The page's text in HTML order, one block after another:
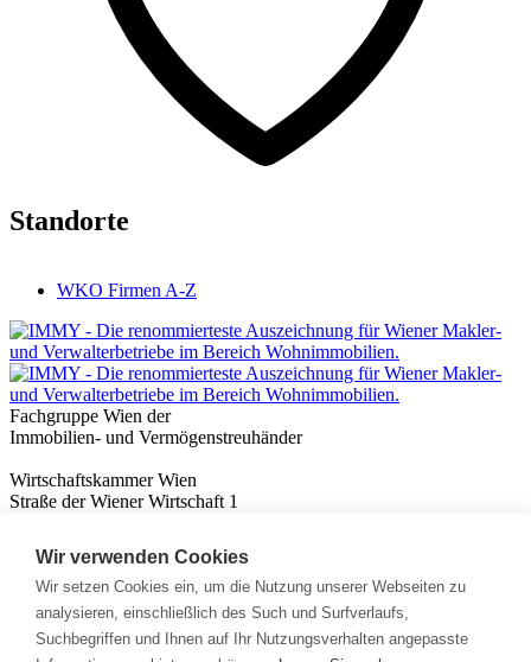
Standorte
WKO Firmen A-Z
Fachgruppe Wien der
Immobilien- und Vermögenstreuhänder
Wirtschaftskammer Wien
Straße der Wiener Wirtschaft 1
Nützliches
Immobilienwissen
Formulare & Rechner
Expert:innen
Wir verwenden Cookies
Wir setzen Cookies ein, um die Nutzung unserer Webseiten zu
analysieren, einschließlich des Such und Surfverlaufs,
Suchbegriffen und Ihnen auf Ihr Nutzungsverhalten angepasste